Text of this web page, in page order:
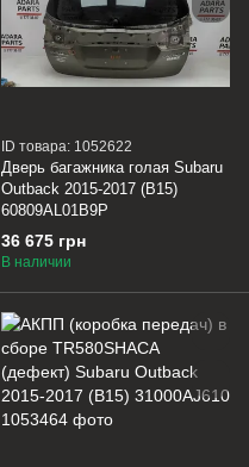
ID товара: 1052622
Дверь багажника голая Subaru
Outback 2015-2017 (B15)
60809AL01B9P
36 675 грн
В наличии